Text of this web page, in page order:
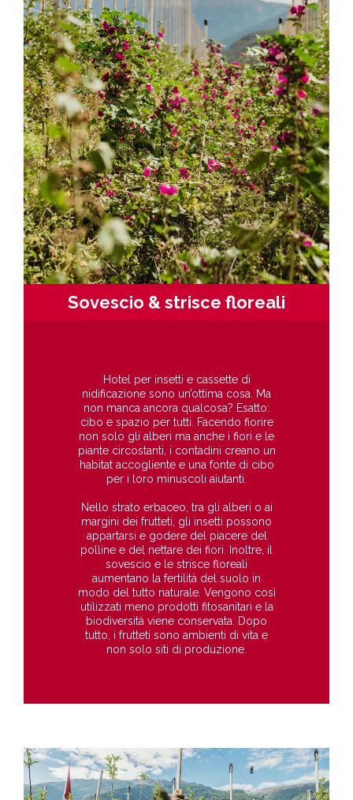
Sovescio & strisce floreali
Hotel per insetti e cassette di
nidificazione sono un’ottima cosa. Ma
non manca ancora qualcosa? Esatto:
cibo e spazio per tutti. Facendo fiorire
non solo gli alberi ma anche i fiori e le
piante circostanti, i contadini creano un
habitat accogliente e una fonte di cibo
per i loro minuscoli aiutanti.
Nello strato erbaceo, tra gli alberi o ai
margini dei frutteti, gli insetti possono
appartarsi e godere del piacere del
polline e del nettare dei fiori. Inoltre, il
sovescio e le strisce floreali
aumentano la fertilità del suolo in
modo del tutto naturale. Vengono così
utilizzati meno prodotti fitosanitari e la
biodiversità viene conservata. Dopo
tutto, i frutteti sono ambienti di vita e
non solo siti di produzione.